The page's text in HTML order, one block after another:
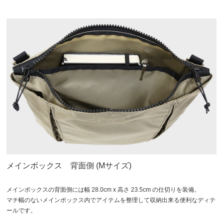
メインボックス 背面側 (Mサイズ)
メインボックスの背面側には幅 28.0cm x 高さ 23.5cm の仕切りを装備。
マチ幅のないメインボックス内でアイテムを整理して収納出来る便利なディテ
ールです。